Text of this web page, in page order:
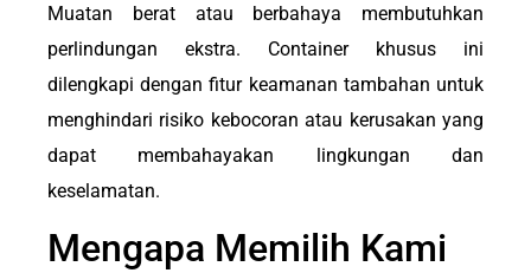
Muatan berat atau berbahaya membutuhkan
perlindungan ekstra. Container khusus ini
dilengkapi dengan fitur keamanan tambahan untuk
menghindari risiko kebocoran atau kerusakan yang
dapat membahayakan lingkungan dan
keselamatan.
Mengapa Memilih Kami